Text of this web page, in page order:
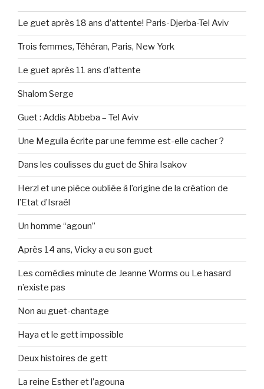
Le guet après 18 ans d’attente! Paris-Djerba-Tel Aviv
Trois femmes, Téhéran, Paris, New York
Le guet après 11 ans d’attente
Shalom Serge
Guet : Addis Abbeba – Tel Aviv
Une Meguila écrite par une femme est-elle cacher ?
Dans les coulisses du guet de Shira Isakov
Herzl et une pièce oubliée à l’origine de la création de
l’Etat d’Israël
Un homme “agoun”
Après 14 ans, Vicky a eu son guet
Les comédies minute de Jeanne Worms ou Le hasard
n’existe pas
Non au guet-chantage
Haya et le gett impossible
Deux histoires de gett
La reine Esther et l’agouna